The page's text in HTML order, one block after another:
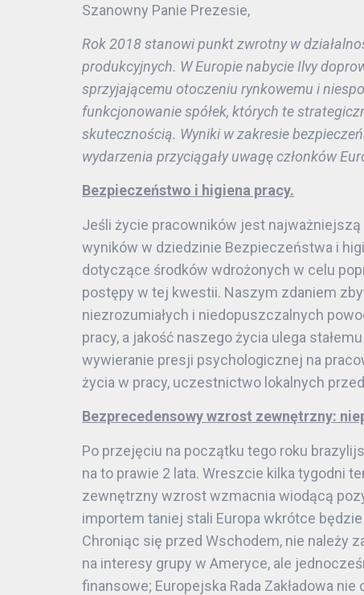
Szanowny Panie Prezesie,
Rok 2018 stanowi punkt zwrotny w
produkcyjnych. W Europie nabycie Ilvy
sprzyjającemu otoczeniu rynkowemu i
funkcjonowanie spółek, których te
skutecznością. Wyniki w zakresie
wydarzenia przyciągały uwagę członków
Bezpieczeństwo i higiena pracy.
Jeśli życie pracowników jest
wyników w dziedzinie Bezpieczeństwa i
dotyczące środków wdrożonych w celu
postępy w tej kwestii. Naszym zdaniem
niezrozumiałych i niedopuszczalnych
pracy, a jakość naszego życia ulega
wywieranie presji psychologicznej na
życia w pracy, uczestnictwo lokalnych
Bezprecedensowy wzrost zewnętrzny:
Po przejęciu na początku tego roku
na to prawie 2 lata. Wreszcie kilka tygodni
zewnętrzny wzrost wzmacnia wiodącą
importem taniej stali Europa wkrótce
Chroniąc się przed Wschodem, nie należy
na interesy grupy w Ameryce, ale
finansowe; Europejska Rada Zakładowa